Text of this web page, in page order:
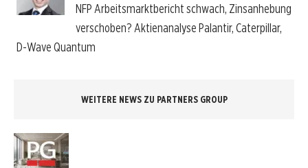
NFP Arbeitsmarktbericht schwach, Zinsanhebung
verschoben? Aktienanalyse Palantir, Caterpillar,
D-Wave Quantum
WEITERE NEWS ZU PARTNERS GROUP